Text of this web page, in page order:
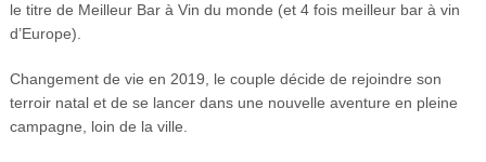
le titre de Meilleur Bar à Vin du monde (et 4 fois meilleur bar à vin
d’Europe).
Changement de vie en 2019, le couple décide de rejoindre son
terroir natal et de se lancer dans une nouvelle aventure en pleine
campagne, loin de la ville.